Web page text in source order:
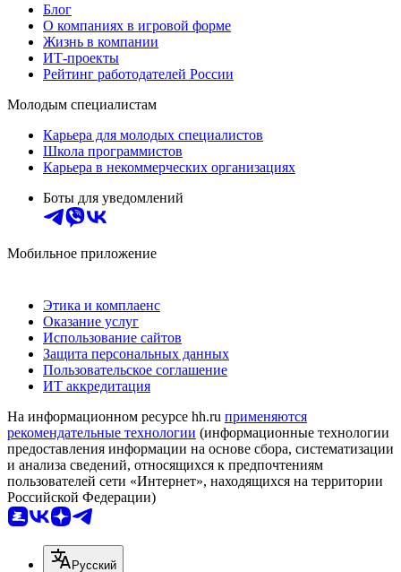
Блог
О компаниях в игровой форме
Жизнь в компании
ИТ-проекты
Рейтинг работодателей России
Молодым специалистам
Карьера для молодых специалистов
Школа программистов
Карьера в некоммерческих организациях
Боты для уведомлений
Мобильное приложение
Этика и комплаенс
Оказание услуг
Использование сайтов
Защита персональных данных
Пользовательское соглашение
ИТ аккредитация
На информационном ресурсе hh.ru применяются
рекомендательные технологии (информационные технологии
предоставления информации на основе сбора, систематизации
и анализа сведений, относящихся к предпочтениям
пользователей сети «Интернет», находящихся на территории
Российской Федерации)
Русский